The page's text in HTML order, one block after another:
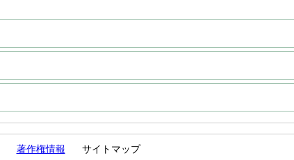
著作権情報 サイトマップ